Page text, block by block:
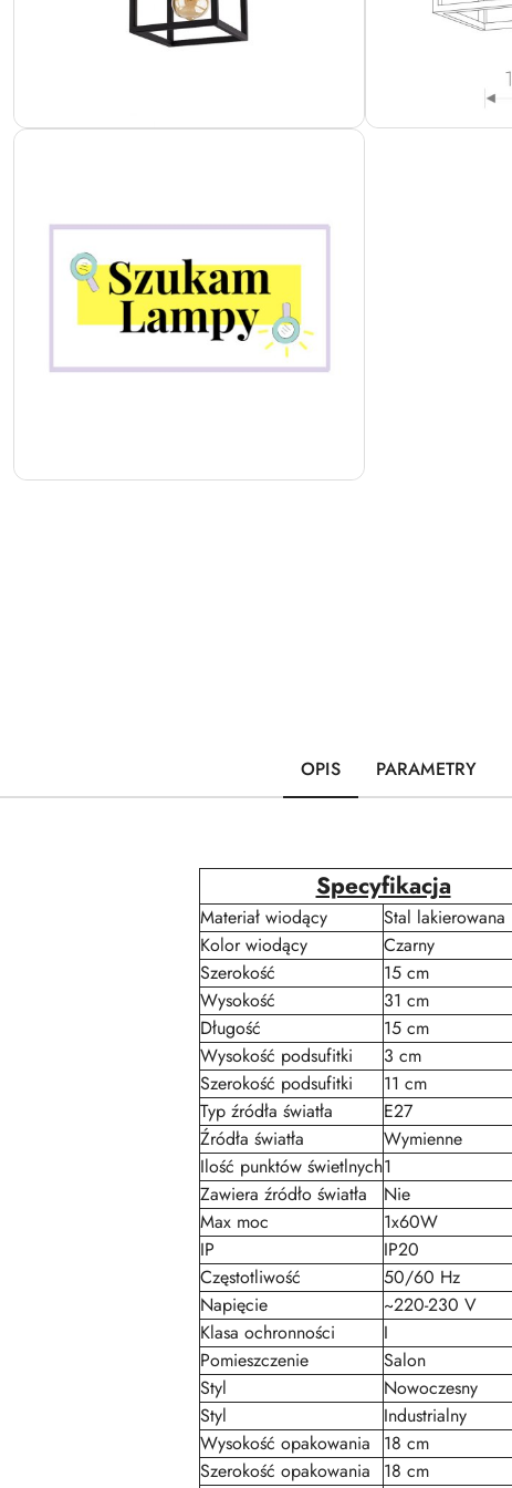
OPIS PARAMETRY
Specyfikacja
Materiał wiodący
Stal lakierowana
Kolor wiodący
Czarny
Szerokość
15 cm
Wysokość
31 cm
Długość
15 cm
Wysokość podsufitki
3 cm
Szerokość podsufitki
11 cm
Typ źródła światła
E27
Źródła światła
Wymienne
Ilość punktów świetlnych1
Zawiera źródło światła
Nie
Max moc
1x60W
IP
IP20
Częstotliwość
50/60 Hz
Napięcie
~220-230 V
Klasa ochronności
I
Pomieszczenie
Salon
Styl
Nowoczesny
Styl
Industrialny
Wysokość opakowania
18 cm
Szerokość opakowania
18 cm